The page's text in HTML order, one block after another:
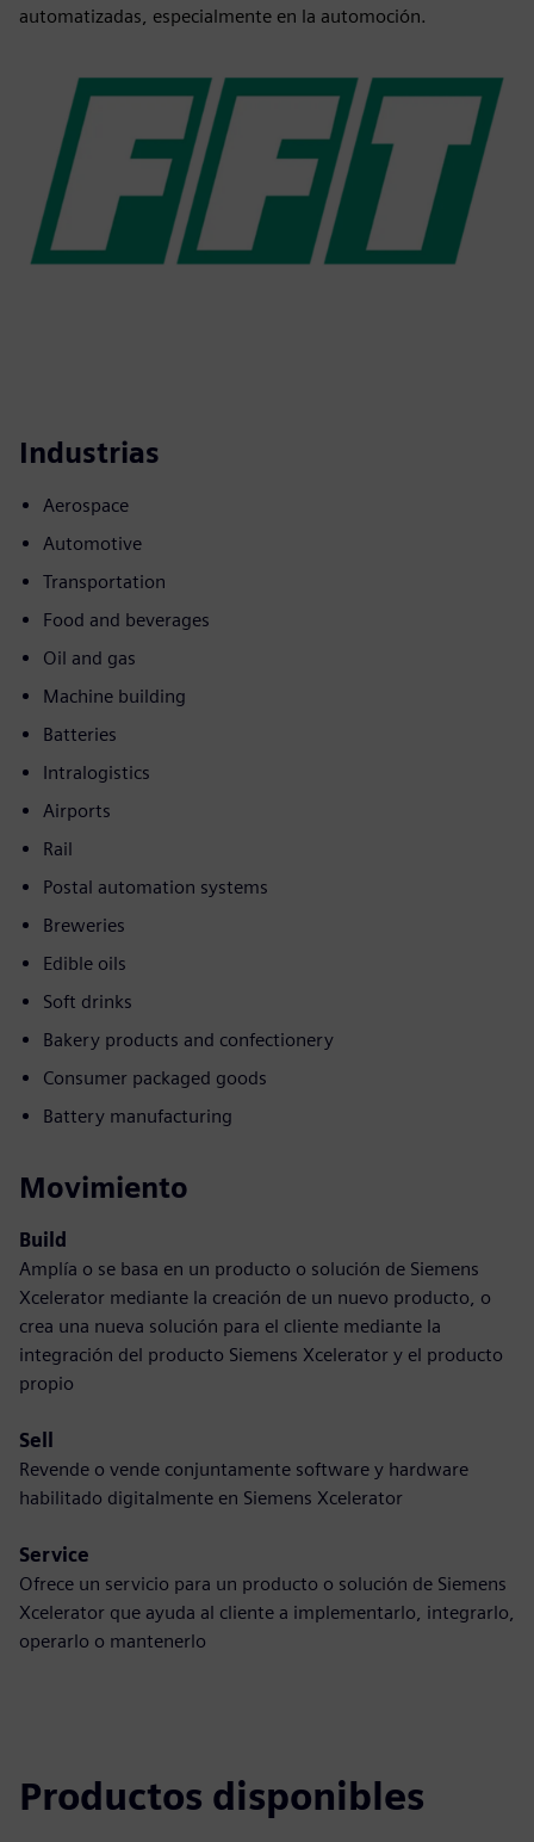
automatizadas, especialmente en la automoción.
Industrias
Aerospace
Automotive
Transportation
Food and beverages
Oil and gas
Machine building
Batteries
Intralogistics
Airports
Rail
Postal automation systems
Breweries
Edible oils
Soft drinks
Bakery products and confectionery
Consumer packaged goods
Battery manufacturing
Movimiento
Build
Amplía o se basa en un producto o solución de Siemens
Xcelerator mediante la creación de un nuevo producto, o
crea una nueva solución para el cliente mediante la
integración del producto Siemens Xcelerator y el producto
propio
Sell
Revende o vende conjuntamente software y hardware
habilitado digitalmente en Siemens Xcelerator
Service
Ofrece un servicio para un producto o solución de Siemens
Xcelerator que ayuda al cliente a implementarlo, integrarlo,
operarlo o mantenerlo
Productos disponibles